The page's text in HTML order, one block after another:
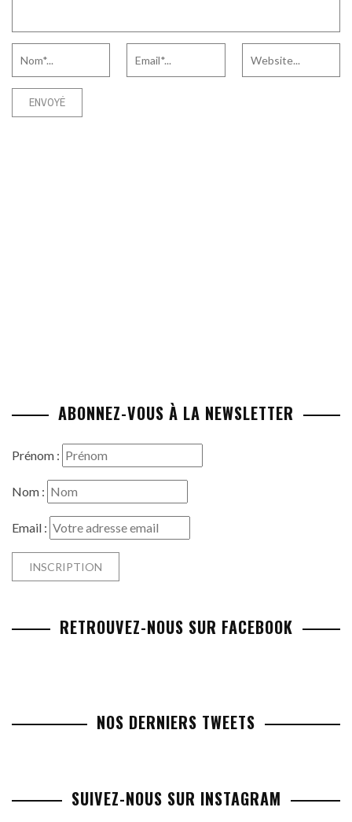
ABONNEZ-VOUS À LA NEWSLETTER
Prénom :
Nom :
Email :
RETROUVEZ-NOUS SUR FACEBOOK
NOS DERNIERS TWEETS
SUIVEZ-NOUS SUR INSTAGRAM